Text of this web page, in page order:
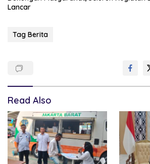
Lancar
Tag Berita
Read Also